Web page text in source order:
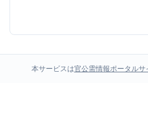
本サービスは官公需情報ポータルサ